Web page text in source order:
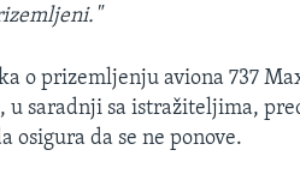
o prizemljenju aviona 737
u saradnji sa istražiteljima,
osigura da se ne ponove.